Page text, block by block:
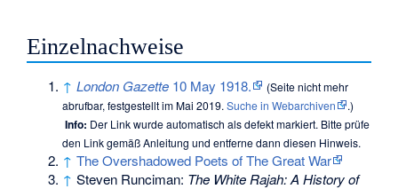
Einzelnachweise
↑ London Gazette 10 May 1918. (Seite nicht mehr
abrufbar, festgestellt im Mai 2019.Suche in Webarchiven .)
Info: Der Link wurde automatisch als defekt markiert. Bitte prüfe
den Link gemäßAnleitung und entferne dann diesen Hinweis.
↑ The Overshadowed Poets of The Great War
↑ Steven Runciman: The White Rajah: A History of